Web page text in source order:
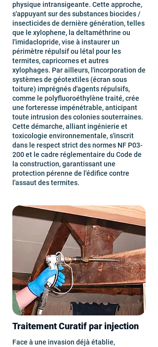
physique intransigeante. Cette approche,
s'appuyant sur des substances biocides /
insecticides de dernière génération, telles
que le xylophene, la deltaméthrine ou
l'imidaclopride, vise à instaurer un
périmètre répulsif ou létal pour les
termites, capricornes et autres
xylophages. Par ailleurs, l'incorporation de
systèmes de géotextiles (écran sous
toiture) imprégnés d'agents répulsifs,
comme le polyfluoroéthylène traité, crée
une forteresse impénétrable, anticipant
toute intrusion des colonies souterraines.
Cette démarche, alliant ingénierie et
toxicologie environnementale, s'inscrit
dans le respect strict des normes NF P03-
200 et le cadre réglementaire du Code de
la construction, garantissant une
protection pérenne de l'édifice contre
l'assaut des termites.
Traitement Curatif par injection
Face à une invasion déjà établie,